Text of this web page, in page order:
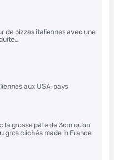
de pizzas italiennes avec une
aux USA, pays
la grosse pâte de 3cm qu’on
gros clichés made in France